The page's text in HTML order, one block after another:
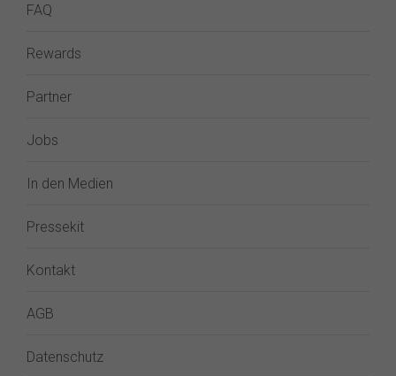
FAQ
Rewards
Partner
Jobs
In den Medien
Pressekit
Kontakt
AGB
Datenschutz